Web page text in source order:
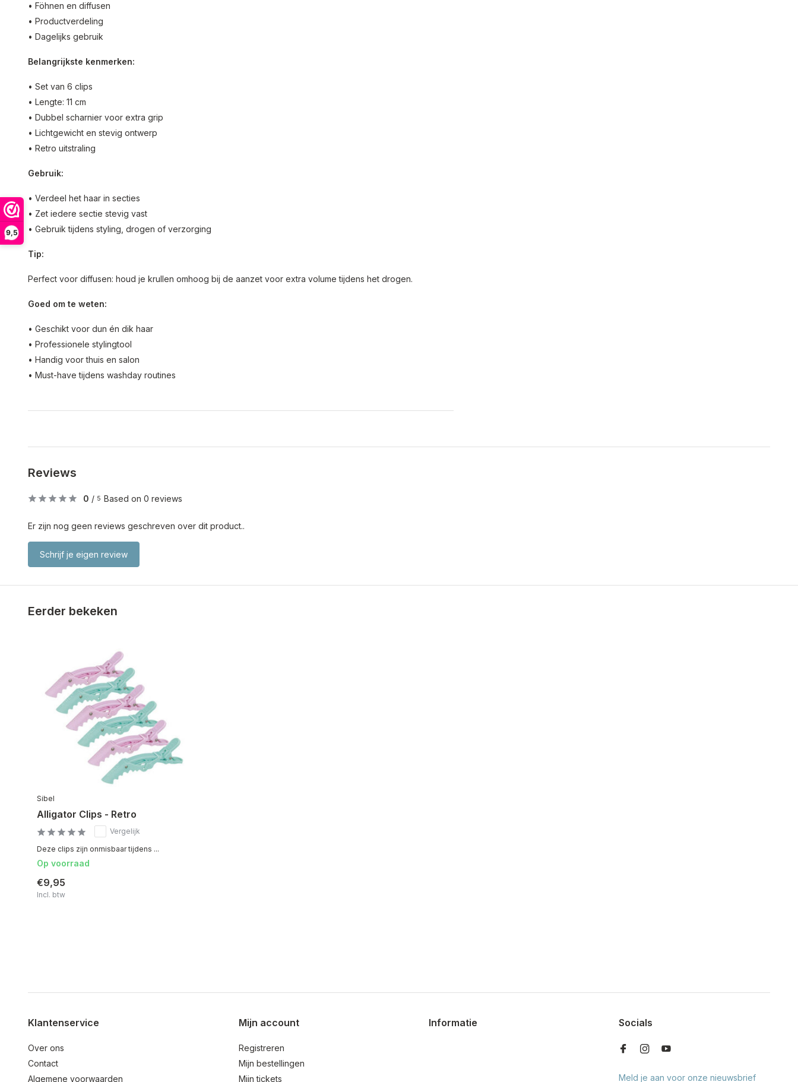
9,5
• Föhnen en diffusen
• Productverdeling
• Dagelijks gebruik
Belangrijkste kenmerken:
• Set van 6 clips
• Lengte: 11 cm
• Dubbel scharnier voor extra grip
• Lichtgewicht en stevig ontwerp
• Retro uitstraling
Gebruik:
• Verdeel het haar in secties
• Zet iedere sectie stevig vast
• Gebruik tijdens styling, drogen of verzorging
Tip:
Perfect voor diffusen: houd je krullen omhoog bij de aanzet voor extra volume tijdens het drogen.
Goed om te weten:
• Geschikt voor dun én dik haar
• Professionele stylingtool
• Handig voor thuis en salon
• Must-have tijdens washday routines
Reviews
0 / 5 Based on 0 reviews
Er zijn nog geen reviews geschreven over dit product..
Schrijf je eigen review
Eerder bekeken
Sibel
Alligator Clips - Retro
Vergelijk
Deze clips zijn onmisbaar tijdens ...
Op voorraad
€9,95
Incl. btw
Klantenservice
Over ons
Contact
Algemene voorwaarden
Mijn account
Registreren
Mijn bestellingen
Mijn tickets
Informatie Socials
Meld je aan voor onze nieuwsbrief